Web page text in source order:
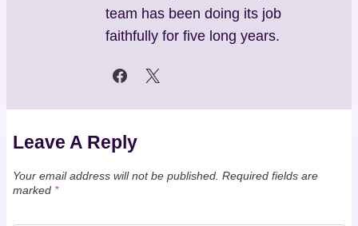
team has been doing its job
faithfully for five long years.
Leave A Reply
Your email address will not be published. Required fields are
marked *